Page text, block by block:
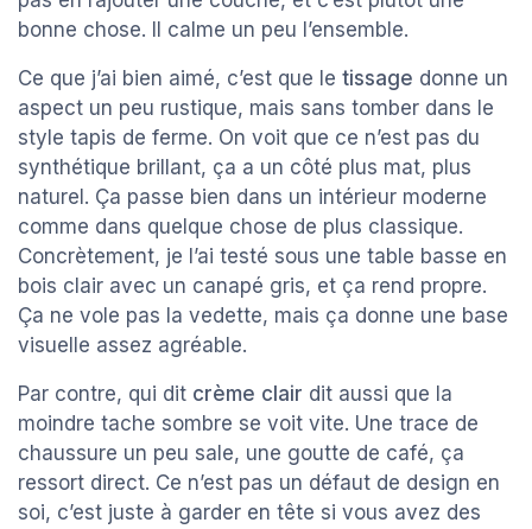
bonne chose. Il calme un peu l’ensemble.
Ce que j’ai bien aimé, c’est que le tissage donne un
aspect un peu rustique, mais sans tomber dans le
style tapis de ferme. On voit que ce n’est pas du
synthétique brillant, ça a un côté plus mat, plus
naturel. Ça passe bien dans un intérieur moderne
comme dans quelque chose de plus classique.
Concrètement, je l’ai testé sous une table basse en
bois clair avec un canapé gris, et ça rend propre.
Ça ne vole pas la vedette, mais ça donne une base
visuelle assez agréable.
Par contre, qui dit crème clair dit aussi que la
moindre tache sombre se voit vite. Une trace de
chaussure un peu sale, une goutte de café, ça
ressort direct. Ce n’est pas un défaut de design en
soi, c’est juste à garder en tête si vous avez des